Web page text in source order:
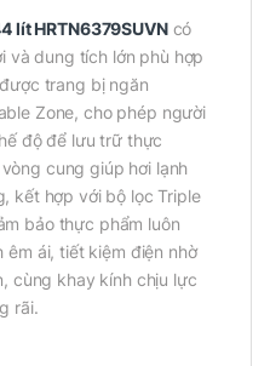
lít HRTN6379SUVNcó
và dung tích lớn phù hợp
trang bị ngăn
Zone, cho phép người
độ để lưu trữ thực
cung giúp hơi lạnh
kết hợp với bộ lọc Triple
bảo thực phẩm luôn
êm ái, tiết kiệm điện nhờ
cùng khay kính chịu lực
rãi.